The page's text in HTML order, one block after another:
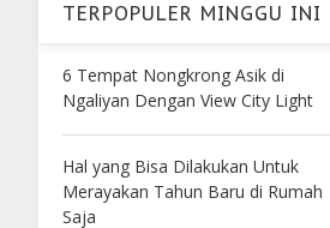
TERPOPULER MINGGU INI
6 Tempat Nongkrong Asik di
Ngaliyan Dengan View City Light
Hal yang Bisa Dilakukan Untuk
Merayakan Tahun Baru di Rumah
Saja